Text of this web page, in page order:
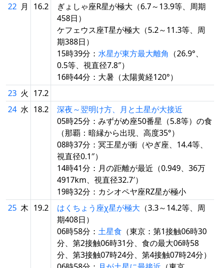
22 月 16.2
ぎょしゃ座R星が極大（6.7～13.9等、周期
458日）
ケフェウス座T星が極大（5.2～11.3等、周
期388日）
15時39分： 水星が東方最大離角 （26.9°、
0.5等、視直径7.8″）
16時44分：大暑（太陽黄経120°）
23 火 17.2
24 水 18.2
深夜～翌明け方、月と土星が大接近
05時25分：みずがめ座50番星（5.8等）の食
（那覇：暗縁から出現、高度35°）
08時37分：冥王星が衝（やぎ座、14.4等、
視直径0.1″）
14時41分：月の距離が最近（0.949、36万
4917km、視直径32.7′）
19時32分：カシオペヤ座RZ星が極小
25 木 19.2 はくちょう座χ星が極大 （3.3～14.2等、周
期408日）
06時58分： 土星食 （東京：第1接触06時30
分、第2接触06時31分、食の最大06時58
分、第3接触07時24分、第4接触07時24分）